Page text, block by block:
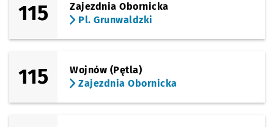
115
Zajezdnia Obornicka
Pl. Grunwaldzki
115
Wojnów (Pętla)
Zajezdnia Obornicka